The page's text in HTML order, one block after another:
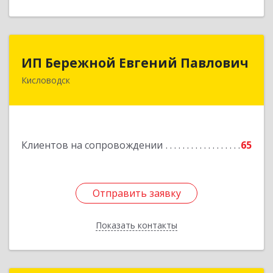
ИП Бережной Евгений Павлович
Кисловодск
Клиентов на сопровождении 65
Отправить заявку
Показать контакты
ИП Бережной Евгений Павлович
357748, Ставропольский край, Кисловодск г,
Отправить заявку
Назад